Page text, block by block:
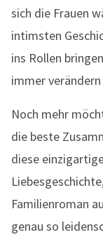
sich die Frauen
intimsten
ins Rollen
immer
Noch mehr
die beste
diese
Familienroman
genau so